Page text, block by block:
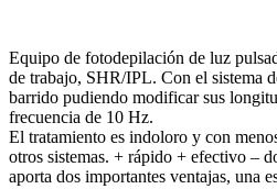
Equipo de fotodepilación de luz
de trabajo, SHR/IPL. Con el sistema
barrido pudiendo modificar sus
frecuencia de 10 Hz.
El tratamiento es indoloro y con
otros sistemas. + rápido + efectivo –
aporta dos importantes ventajas, una